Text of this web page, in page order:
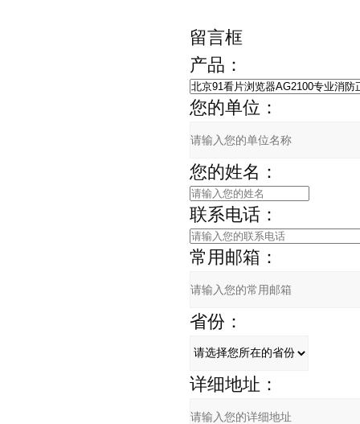
留言框
产品：
您的单位：
您的姓名：
联系电话：
常用邮箱：
省份：
详细地址：